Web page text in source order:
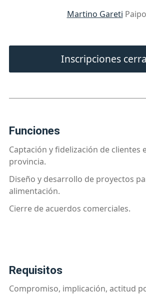
Martino Gareti
Inscripciones
funciones
Captación y fidelización de clientes
provincia.
Diseño y desarrollo de proyectos
alimentación.
Cierre de acuerdos comerciales.
requisitos
Compromiso, implicación, actitud